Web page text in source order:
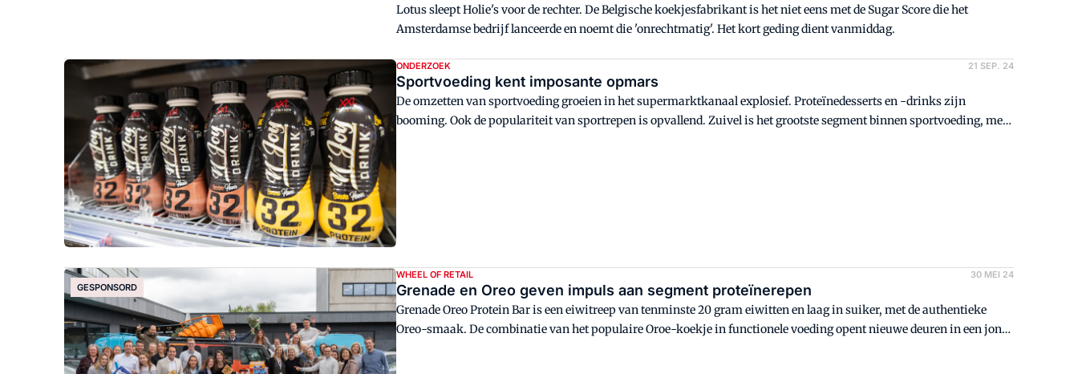
Lotus sleept Holie's voor de rechter. De Belgische koekjesfabrikant is het niet eens met de Sugar Score die het
Amsterdamse bedrijf lanceerde en noemt die 'onrechtmatig'. Het kort geding dient vanmiddag.
ONDERZOEK 21 SEP. 24
Sportvoeding kent imposante opmars
De omzetten van sportvoeding groeien in het supermarktkanaal explosief. Proteïnedesserts en -drinks zijn
booming. Ook de populariteit van sportrepen is opvallend. Zuivel is het grootste segment binnen sportvoeding, met
GESPONSORD
WHEEL OF RETAIL 30 MEI 24
Grenade en Oreo geven impuls aan segment proteïnerepen
Grenade Oreo Protein Bar is een eiwitreep van tenminste 20 gram eiwitten en laag in suiker, met de authentieke
Oreo-smaak. De combinatie van het populaire Oroe-koekje in functionele voeding opent nieuwe deuren in een jong